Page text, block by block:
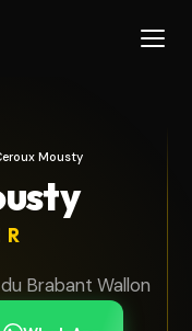
Mousty
Brabant Wallon